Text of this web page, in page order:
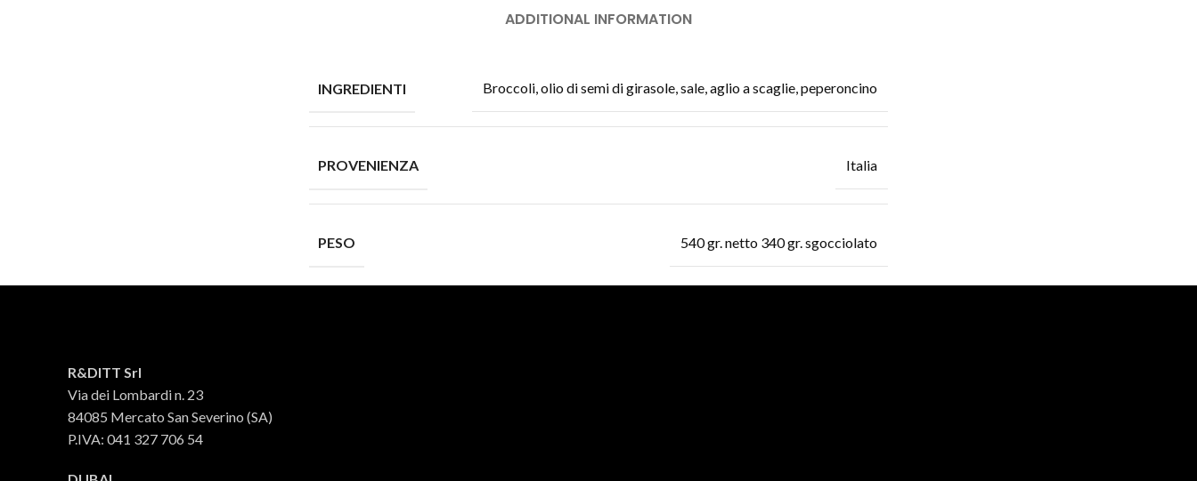
ADDITIONAL INFORMATION
INGREDIENTI Broccoli, olio di semi di girasole, sale, aglio a scaglie, peperoncino
PROVENIENZA Italia
PESO 540 gr. netto 340 gr. sgocciolato
R&DITT Srl
Via dei Lombardi n. 23
84085 Mercato San Severino (SA)
P.IVA: 041 327 706 54